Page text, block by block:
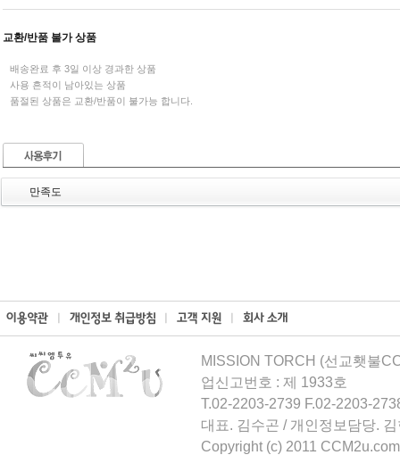
교환/반품 불가 상품
배송완료 후 3일 이상 경과한 상품
사용 흔적이 남아있는 상품
품절된 상품은 교환/반품이 불가능 합니다.
만족도
MISSION TORCH (선교횃불
업신고번호 : 제 1933호
T.02-2203-2739 F.02-2203-
대표. 김수곤 / 개인정보담당.
Copyright (c) 2011